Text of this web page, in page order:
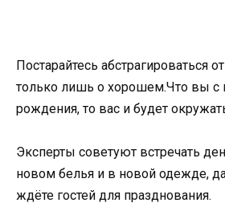
Постарайтесь абстрагироваться
только лишь о хорошем.Что вы с
рождения, то вас и будет
Эксперты советуют встречать
новом белья и в новой одежде,
ждёте гостей для празднования.